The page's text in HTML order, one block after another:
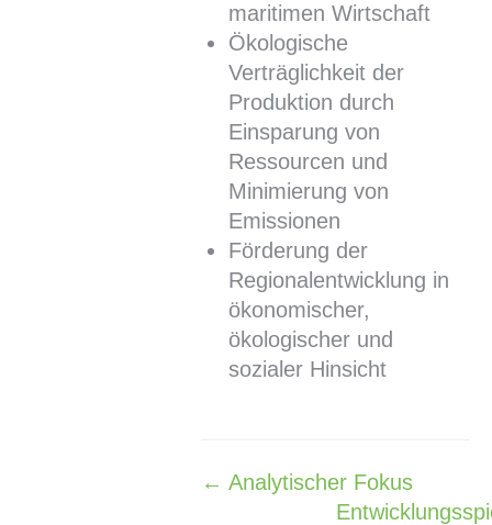
maritimen Wirtschaft
Ökologische
Verträglichkeit der
Produktion durch
Einsparung von
Ressourcen und
Minimierung von
Emissionen
Förderung der
Regionalentwicklung in
ökonomischer,
ökologischer und
sozialer Hinsicht
Navigation
← Analytischer Fokus